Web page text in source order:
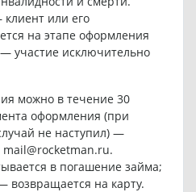
или его
на этапе оформления
участие исключительно
можно в течение 30
оформления (при
не наступил) —
mail@rocketman.ru.
в погашение займа;
возвращается на карту.